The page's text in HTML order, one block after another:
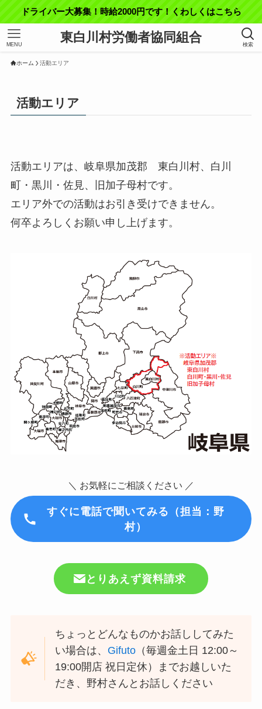
ドライバー大募集！時給2000円です！くわしくはこちら
東白川村労働者協同組合 検索
MENU
ホーム 活動エリア
活動エリア
活動エリアは、岐阜県加茂郡 東白川村、白川
町・黒川・佐見、旧加子母村です。
エリア外での活動はお引き受けできません。
何卒よろしくお願い申し上げます。
＼ お気軽にご相談ください ／
すぐに電話で聞いてみる（担当：野
村）
とりあえず資料請求
ちょっとどんなものかお話ししてみた
い場合は、 Gifuto （毎週金土日 12:00～
19:00開店 祝日定休）までお越しいた
だき、野村さんとお話しください